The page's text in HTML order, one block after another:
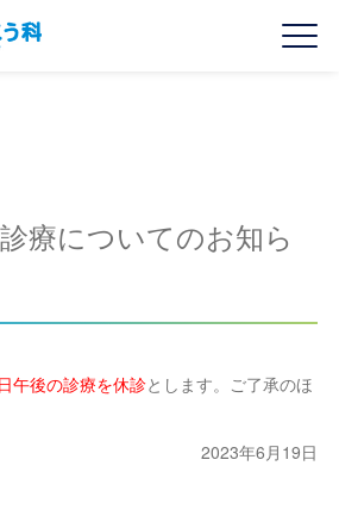
療についてのお知ら
午後の診療を休診とします。ご了承のほ
2023年6月19日